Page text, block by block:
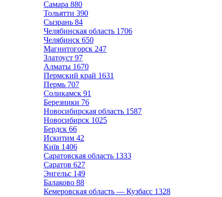
Самара 880
Тольятти 390
Сызрань 84
Челябинская область 1706
Челябинск 650
Магнитогорск 247
Златоуст 97
Алматы 1670
Пермский край 1631
Пермь 707
Соликамск 91
Березники 76
Новосибирская область 1587
Новосибирск 1025
Бердск 66
Искитим 42
Київ 1406
Саратовская область 1333
Саратов 627
Энгельс 149
Балаково 88
Кемеровская область — Кузбасс 1328